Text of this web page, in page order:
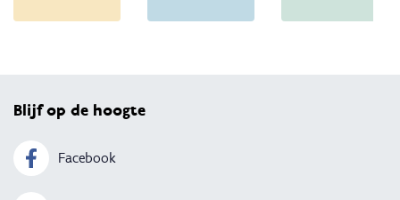
Blijf op de hoogte
Facebook